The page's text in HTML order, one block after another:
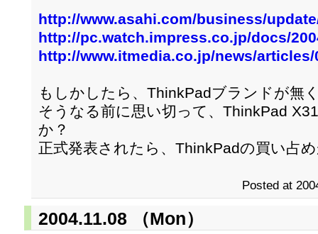
http://www.asahi.com/business/
http://pc.watch.impress.co.jp/docs/
http://www.itmedia.co.jp/news/articles/
もしかしたら、ThinkPadブランドが無
そうなる前に思い切って、ThinkPad
か？
正式発表されたら、ThinkPadの買い占
Posted at
2004.11.08 （Mon）